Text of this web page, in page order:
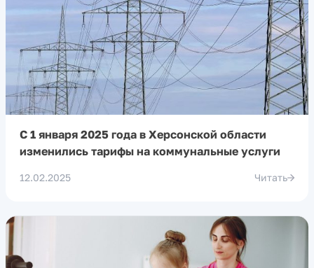
С 1 января 2025 года в Херсонской области
изменились тарифы на коммунальные услуги
12.02.2025 Читать